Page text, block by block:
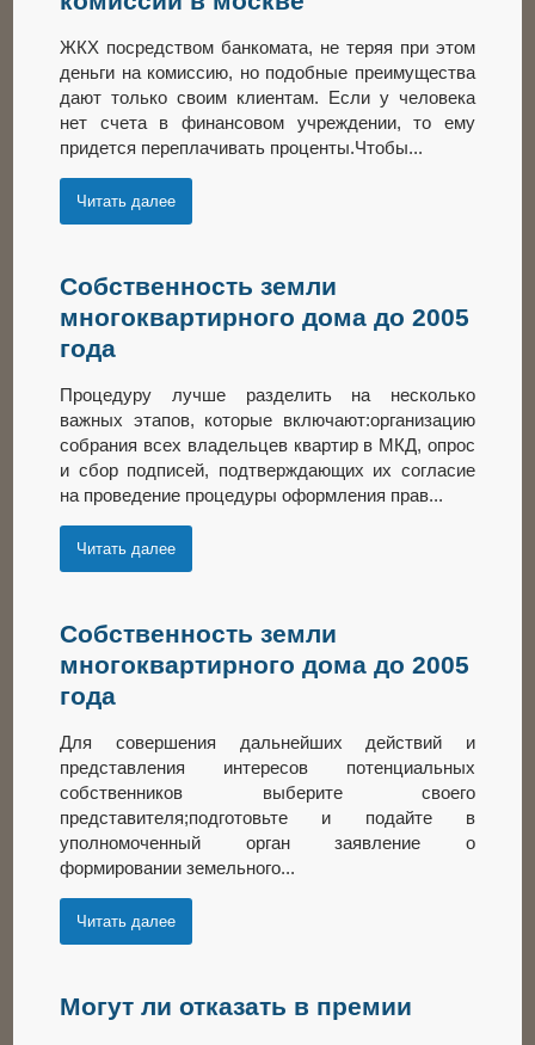
ЖКХ посредством банкомата, не теряя при этом
деньги на комиссию, но подобные преимущества
дают только своим клиентам. Если у человека
нет счета в финансовом учреждении, то ему
придется переплачивать проценты.Чтобы...
Читать далее
Собственность земли
многоквартирного дома до 2005
года
Процедуру лучше разделить на несколько
важных этапов, которые включают:организацию
собрания всех владельцев квартир в МКД, опрос
и сбор подписей, подтверждающих их согласие
на проведение процедуры оформления прав...
Читать далее
Собственность земли
многоквартирного дома до 2005
года
Для совершения дальнейших действий и
представления интересов потенциальных
собственников выберите своего
представителя;подготовьте и подайте в
уполномоченный орган заявление о
формировании земельного...
Читать далее
Могут ли отказать в премии